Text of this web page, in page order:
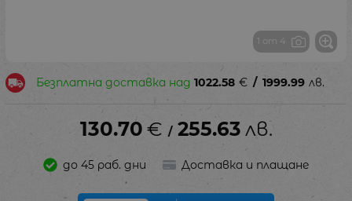
1 от 4
Безплатна доставка над 1022.58 € / 1999.99 лв.
130.70 € / 255.63 лв.
до 45 раб. дни Доставка и плащане